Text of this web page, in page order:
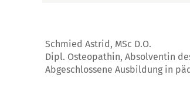
Schmied Astrid, MSc D.O.
Dipl. Osteopathin, Absolventin
Abgeschlossene Ausbildung in